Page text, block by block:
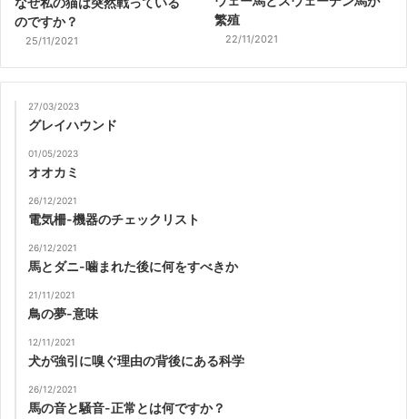
のですか？
25/11/2021
繁殖
22/11/2021
27/03/2023
グレイハウンド
01/05/2023
オオカミ
26/12/2021
電気柵-機器のチェックリスト
26/12/2021
馬とダニ-噛まれた後に何をすべきか
21/11/2021
鳥の夢-意味
12/11/2021
犬が強引に嗅ぐ理由の背後にある科学
26/12/2021
馬の音と騒音-正常とは何ですか？